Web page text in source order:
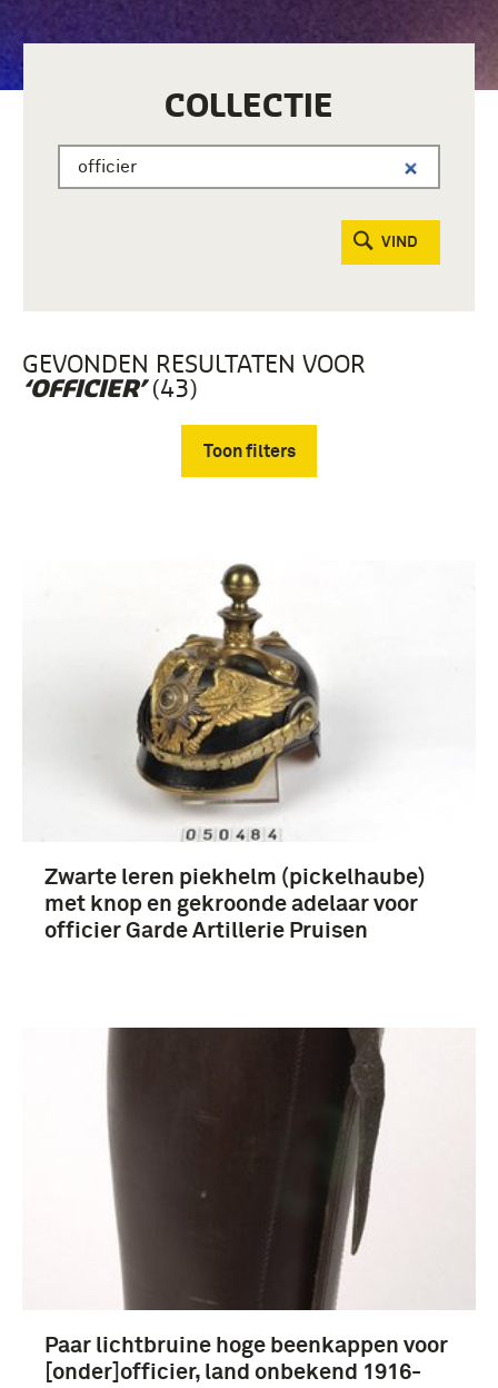
COLLECTIE
VIND
GEVONDEN RESULTATEN VOOR
‘OFFICIER’(43)
Toon filters
boek (22)
Gebruiksgrafiek (8)
Eerste Wereldoorlog (1914-1918) (43)
1901-1950 (9)
Frankrijk (6)
Duitsland (4)
Japan (3)
Zwarte leren piekhelm (pickelhaube)
met knop en gekroonde adelaar voor
officier Garde Artillerie Pruisen
Paar lichtbruine hoge beenkappen voor
[onder]officier, land onbekend 1916-